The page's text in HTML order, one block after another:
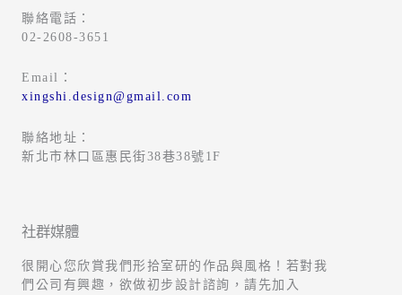
聯絡電話：
02-2608-3651
Email：
xingshi.design@gmail.com
聯絡地址：
新北市林口區惠民街38巷38號1F
社群媒體
很開心您欣賞我們形拾室研的作品與風格！若對我
們公司有興趣，欲做初步設計諮詢，請先加入